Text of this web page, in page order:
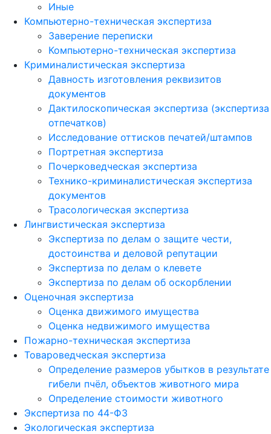
Иные
Компьютерно-техническая экспертиза
Заверение переписки
Компьютерно-техническая экспертиза
Криминалистическая экспертиза
Давность изготовления реквизитов
документов
Дактилоскопическая экспертиза (экспертиза
отпечатков)
Исследование оттисков печатей/штампов
Портретная экспертиза
Почерковедческая экспертиза
Технико-криминалистическая экспертиза
документов
Трасологическая экспертиза
Лингвистическая экспертиза
Экспертиза по делам о защите чести,
достоинства и деловой репутации
Экспертиза по делам о клевете
Экспертиза по делам об оскорблении
Оценочная экспертиза
Оценка движимого имущества
Оценка недвижимого имущества
Пожарно-техническая экспертиза
Товароведческая экспертиза
Определение размеров убытков в результате
гибели пчёл, объектов животного мира
Определение стоимости животного
Экспертиза по 44-ФЗ
Экологическая экспертиза